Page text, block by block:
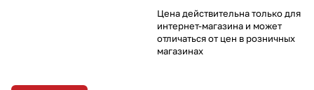
Цена действительна только для
интернет-магазина и может
отличаться от цен в розничных
магазинах